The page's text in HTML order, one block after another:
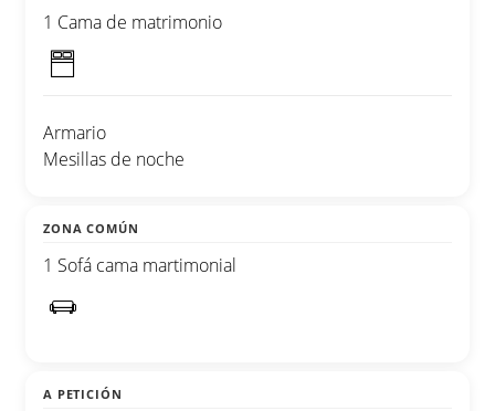
1 Cama de matrimonio
Armario
Mesillas de noche
ZONA COMÚN
1 Sofá cama martimonial
A PETICIÓN